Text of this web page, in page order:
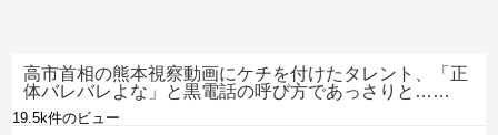
高市首相の熊本視察動画にケチを付けたタレント、「正
体バレバレよな」と黒電話の呼び方であっさりと……
19.5k件のビュー